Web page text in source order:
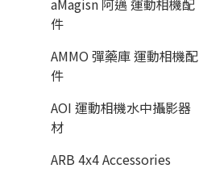
aMagisn 阿邁 運動相機配
件
AMMO 彈藥庫 運動相機配
件
AOI 運動相機水中攝影器
材
ARB 4x4 Accessories